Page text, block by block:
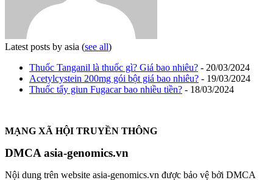
Latest posts by asia (see all)
Thuốc Tanganil là thuốc gì? Giá bao nhiêu? - 20/03/2024
Acetylcystein 200mg gói bột giá bao nhiêu? - 19/03/2024
Thuốc tẩy giun Fugacar bao nhiều tiền? - 18/03/2024
MẠNG XÃ HỘI TRUYỀN THÔNG
DMCA asia-genomics.vn
Nội dung trên website asia-genomics.vn được bảo vệ bởi DMCA